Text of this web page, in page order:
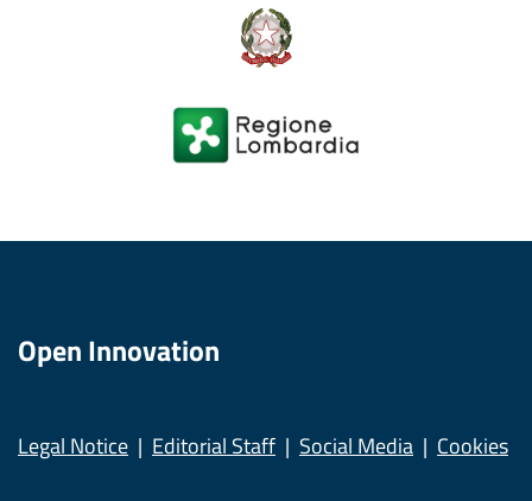
Open Innovation
Legal Notice Editorial Staff Social Media Cookies